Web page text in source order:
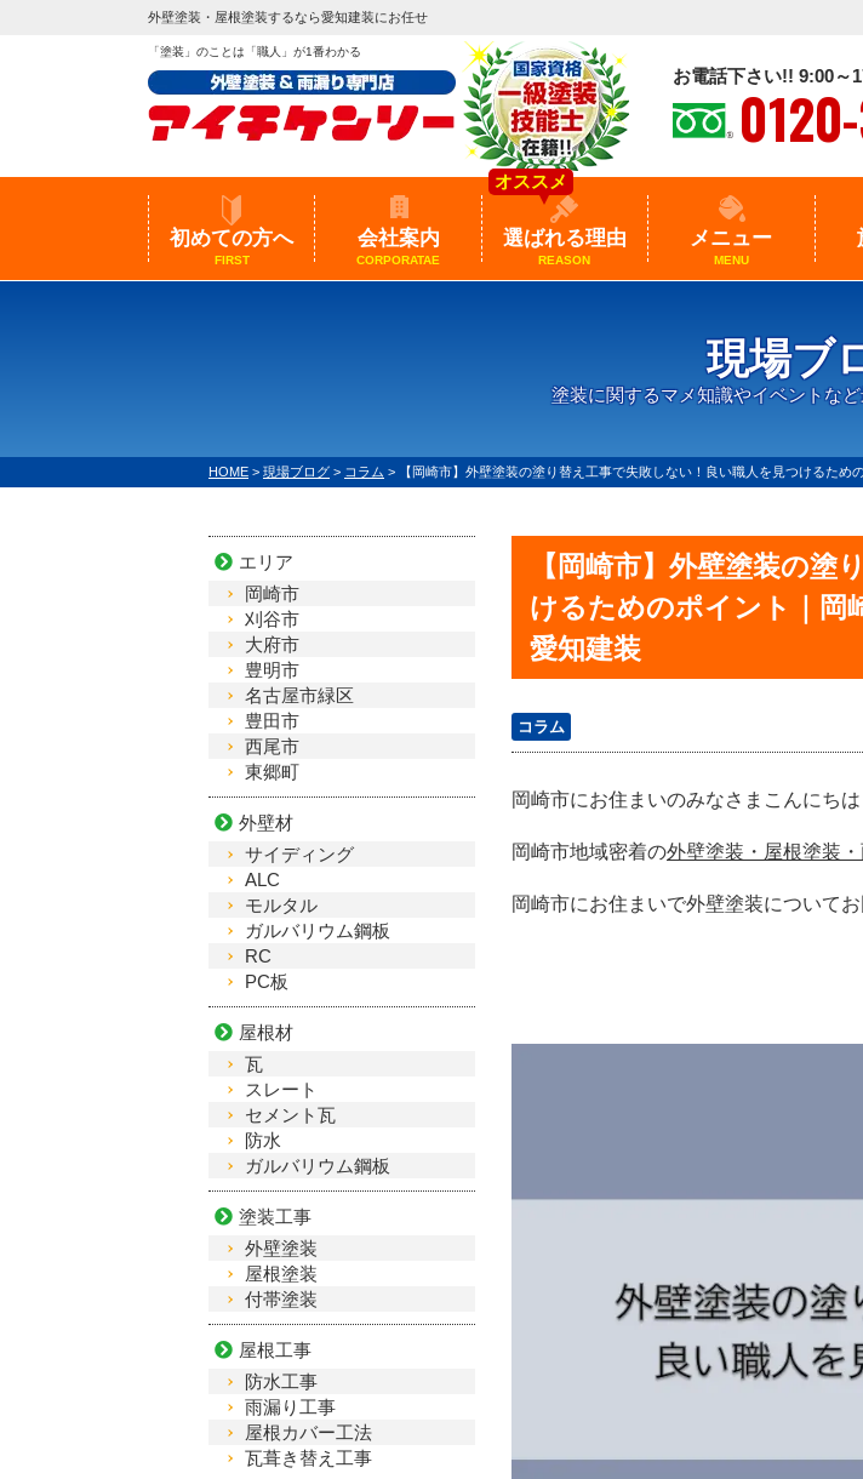
外壁塗装・屋根塗装するなら愛知建装にお任せ
「塗装」のことは「職人」が1番わかる
お電話下さい!! 9:00～
初めての方へ
FIRST
会社案内
CORPORATAE
選ばれる理由
REASON
オススメ
メニュー
MENU
現場ブ
塗装に関するマメ知識やイベントな
HOME > 現場ブログ > コラム > 【岡崎市】外壁塗装の塗り替え工事で失敗しない！良い職人を見つけるた
【岡崎市】外壁塗装の塗
けるためのポイント｜岡
愛知建装
コラム
岡崎市にお住まいのみなさまこんにち
岡崎市地域密着の外壁塗装・屋根塗装
岡崎市にお住まいで外壁塗装について
エリア
岡崎市
刈谷市
大府市
豊明市
名古屋市緑区
豊田市
西尾市
東郷町
外壁材
サイディング
ALC
モルタル
ガルバリウム鋼板
RC
PC板
屋根材
瓦
スレート
セメント瓦
防水
ガルバリウム鋼板
塗装工事
外壁塗装
屋根塗装
付帯塗装
屋根工事
防水工事
雨漏り工事
屋根カバー工法
瓦葺き替え工事